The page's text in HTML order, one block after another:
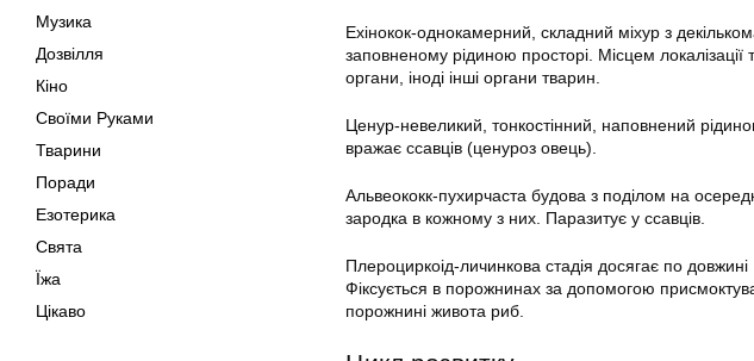
Музика
Дозвілля
Кіно
Своїми Руками
Тварини
Поради
Езотерика
Свята
Їжа
Цікаво
Ехінокок-однокамерний, складний міхур з
заповненому рідиною просторі. Місцем
органи, іноді інші органи тварин.
Ценур-невеликий, тонкостінний, наповнений
вражає ссавців (ценуроз овець).
Альвеококк-пухирчаста будова з поділом на
зародка в кожному з них. Паразитує у ссавців.
Плероциркоід-личинкова стадія досягає по довжині
Фіксується в порожнинах за допомогою
порожнині живота риб.